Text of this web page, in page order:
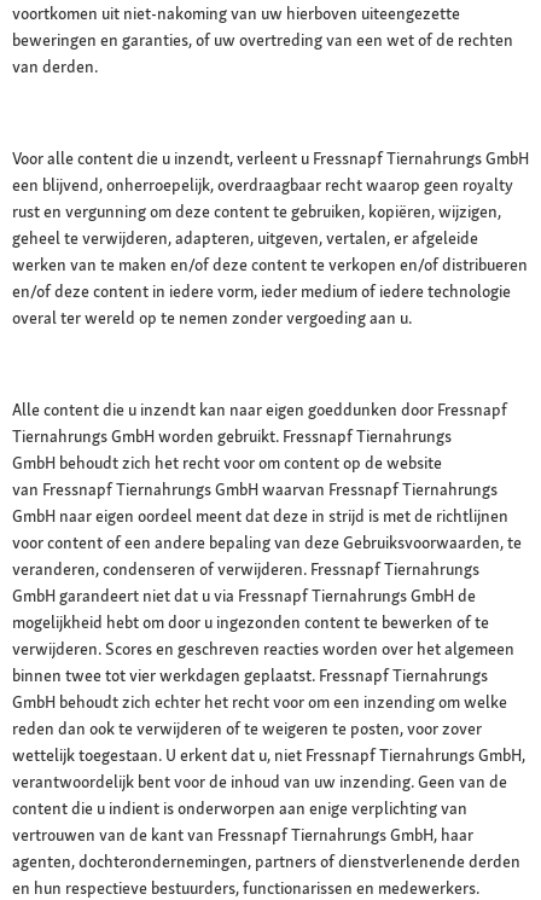
voortkomen uit niet-nakoming van uw hierboven uiteengezette
beweringen en garanties, of uw overtreding van een wet of de rechten
van derden.
Voor alle content die u inzendt, verleent u Fressnapf Tiernahrungs GmbH
een blijvend, onherroepelijk, overdraagbaar recht waarop geen royalty
rust en vergunning om deze content te gebruiken, kopiëren, wijzigen,
geheel te verwijderen, adapteren, uitgeven, vertalen, er afgeleide
werken van te maken en/of deze content te verkopen en/of distribueren
en/of deze content in iedere vorm, ieder medium of iedere technologie
overal ter wereld op te nemen zonder vergoeding aan u.
Alle content die u inzendt kan naar eigen goeddunken door Fressnapf
Tiernahrungs GmbH worden gebruikt. Fressnapf Tiernahrungs
GmbH behoudt zich het recht voor om content op de website
van Fressnapf Tiernahrungs GmbH waarvan Fressnapf Tiernahrungs
GmbH naar eigen oordeel meent dat deze in strijd is met de richtlijnen
voor content of een andere bepaling van deze Gebruiksvoorwaarden, te
veranderen, condenseren of verwijderen. Fressnapf Tiernahrungs
GmbH garandeert niet dat u via Fressnapf Tiernahrungs GmbH de
mogelijkheid hebt om door u ingezonden content te bewerken of te
verwijderen. Scores en geschreven reacties worden over het algemeen
binnen twee tot vier werkdagen geplaatst. Fressnapf Tiernahrungs
GmbH behoudt zich echter het recht voor om een inzending om welke
reden dan ook te verwijderen of te weigeren te posten, voor zover
wettelijk toegestaan. U erkent dat u, niet Fressnapf Tiernahrungs GmbH,
verantwoordelijk bent voor de inhoud van uw inzending. Geen van de
content die u indient is onderworpen aan enige verplichting van
vertrouwen van de kant van Fressnapf Tiernahrungs GmbH, haar
agenten, dochterondernemingen, partners of dienstverlenende derden
en hun respectieve bestuurders, functionarissen en medewerkers.